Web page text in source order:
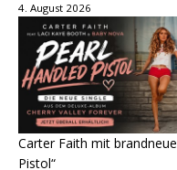
4. August 2026
Carter Faith mit
Pistol“